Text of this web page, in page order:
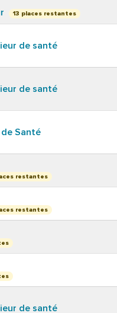
13 places restantes
de santé
de santé
Santé
restantes
restantes
de santé